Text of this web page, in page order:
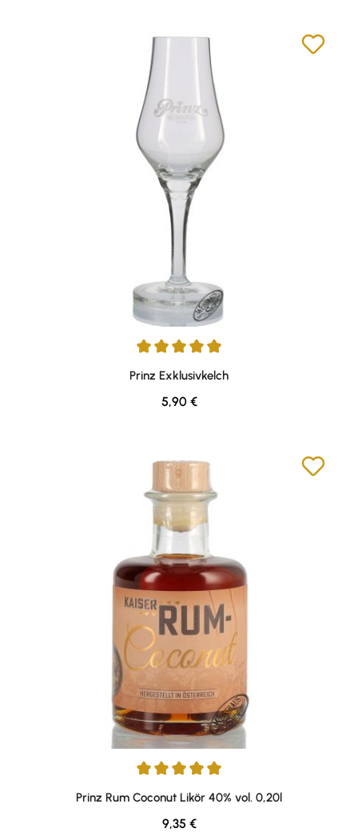
Durchschnittliche Bewertung von 5 von 5 Sternen
Prinz Exklusivkelch
Regulärer Preis:
5,90 €
Durchschnittliche Bewertung von 5 von 5 Sternen
Prinz Rum Coconut Likör 40% vol. 0,20l
Regulärer Preis:
9,35 €